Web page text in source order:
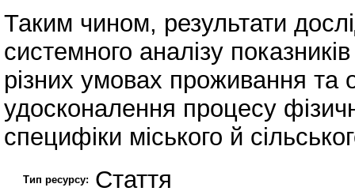
Таким чином, результати
системного аналізу
різних умовах проживання та
удосконалення процесу
специфіки міського й
Тип ресурсу: Стаття